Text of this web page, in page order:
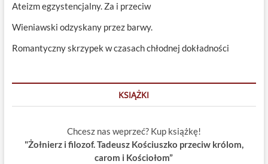
Ateizm egzystencjalny. Za i przeciw
Wieniawski odzyskany przez barwy.
Romantyczny skrzypek w czasach chłodnej dokładności
KSIĄŻKI
Chcesz nas weprzeć? Kup książkę!
"Żołnierz i filozof. Tadeusz Kościuszko przeciw królom,
carom i Kościołom”